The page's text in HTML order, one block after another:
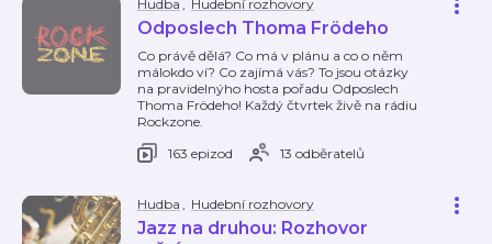
Hudba , Hudební rozhovory
Odposlech Thoma Frödeho
Co právě dělá? Co má v plánu a co o něm
málokdo ví? Co zajímá vás? To jsou otázky
na pravidelnýho hosta pořadu Odposlech
Thoma Frödeho! Každý čtvrtek živě na rádiu
Rockzone.
163 epizod
13 odběratelů
Hudba , Hudební rozhovory
Jazz na druhou: Rozhovor